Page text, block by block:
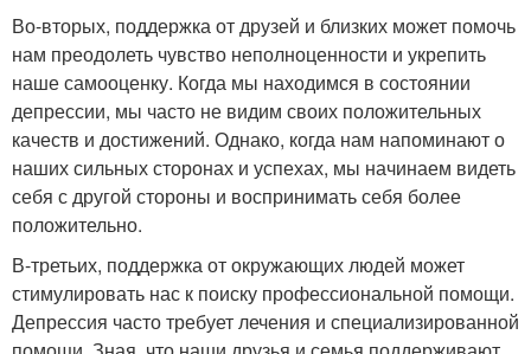
Во-вторых, поддержка от друзей и близких может помочь
нам преодолеть чувство неполноценности и укрепить
наше самооценку. Когда мы находимся в состоянии
депрессии, мы часто не видим своих положительных
качеств и достижений. Однако, когда нам напоминают о
наших сильных сторонах и успехах, мы начинаем видеть
себя с другой стороны и воспринимать себя более
положительно.
В-третьих, поддержка от окружающих людей может
стимулировать нас к поиску профессиональной помощи.
Депрессия часто требует лечения и специализированной